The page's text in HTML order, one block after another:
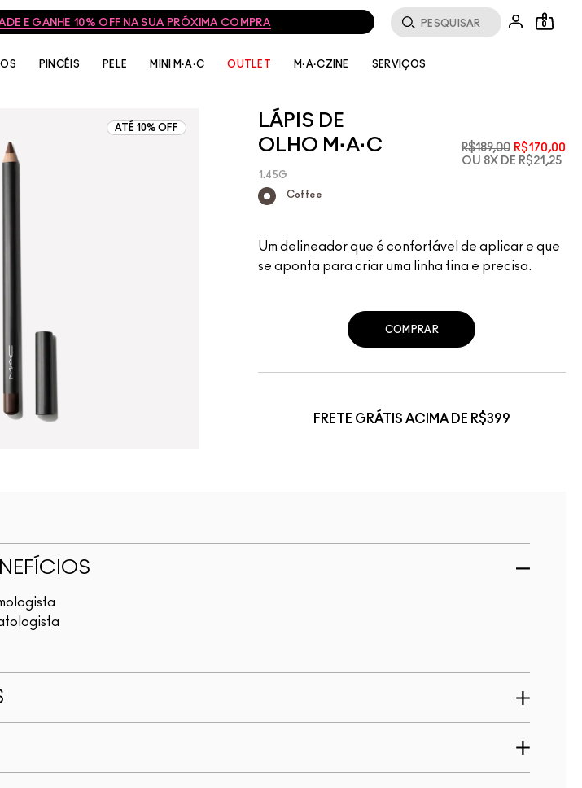
E GANHE 10% OFF NA SUA PRÓXIMA COMPRA 0
PINCÉIS PELE MINI M·A·C OUTLET M·A·CZINE SERVIÇOS
ATÉ 10% OFF
LÁPIS DE
OLHO M·A·C
R$189,00 R$170,00
OU 8X DE R$21,25
1.45G
Um delineador que é confortável de aplicar e que
se aponta para criar uma linha fina e precisa.
Coffee
COMPRAR
FRETE GRÁTIS ACIMA DE R$399